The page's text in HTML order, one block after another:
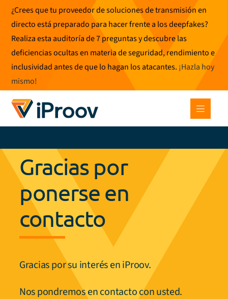
contenido
¿Crees que tu proveedor de soluciones de transmisión en
directo está preparado para hacer frente a los deepfakes?
Realiza esta auditoría de 7 preguntas y descubre las
deficiencias ocultas en materia de seguridad, rendimiento e
inclusividad antes de que lo hagan los atacantes. ¡Hazla hoy
mismo!
Gracias por
ponerse en
contacto
Gracias por su interés en iProov.
Nos pondremos en contacto con usted.